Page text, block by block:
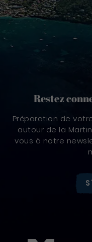
Restez
Préparation de
autour de la
vous à notre